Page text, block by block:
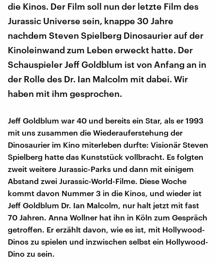
die Kinos. Der Film soll nun der letzte Film des
Jurassic Universe sein, knappe 30 Jahre
nachdem Steven Spielberg Dinosaurier auf der
Kinoleinwand zum Leben erweckt hatte. Der
Schauspieler Jeff Goldblum ist von Anfang an in
der Rolle des Dr. Ian Malcolm mit dabei. Wir
haben mit ihm gesprochen.
Jeff Goldblum war 40 und bereits ein Star, als er 1993
mit uns zusammen die Wiederauferstehung der
Dinosaurier im Kino miterleben durfte: Visionär Steven
Spielberg hatte das Kunststück vollbracht. Es folgten
zweit weitere Jurassic-Parks und dann mit einigem
Abstand zwei Jurassic-World-Filme. Diese Woche
kommt davon Nummer 3 in die Kinos, und wieder ist
Jeff Goldblum Dr. Ian Malcolm, nur halt jetzt mit fast
70 Jahren. Anna Wollner hat ihn in Köln zum Gespräch
getroffen. Er erzählt davon, wie es ist, mit Hollywood-
Dinos zu spielen und inzwischen selbst ein Hollywood-
Dino zu sein.